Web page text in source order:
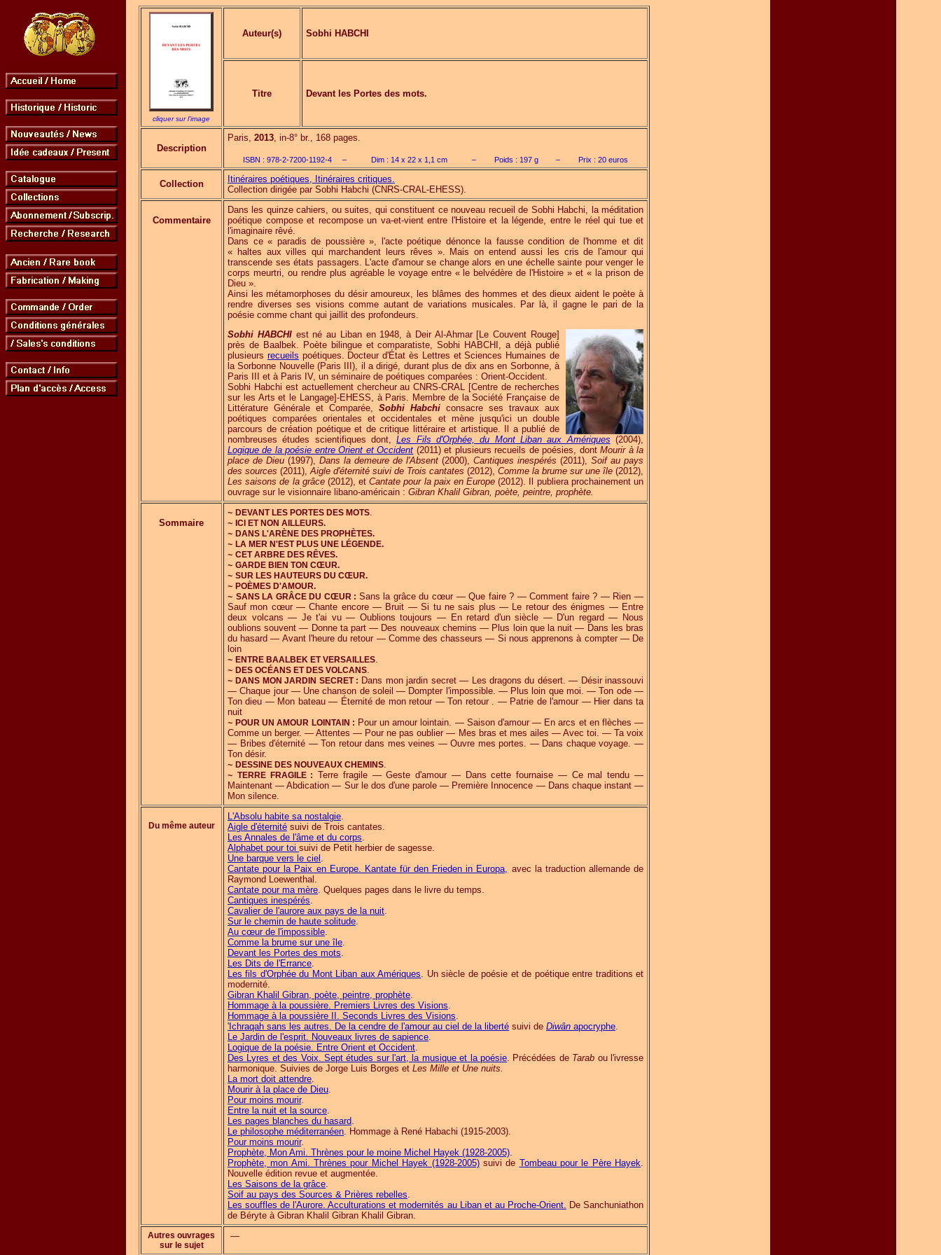
cliquer sur l'image
Auteur(s) Sobhi HABCHI
Titre Devant les Portes des mots.
Description
Paris, 2013, in-8° br., 168 pages.
ISBN : 978-2-7200-1192-4 – Dim : 14 x 22 x 1,1 cm – Poids : 197g – Prix : 20 euros
Collection
Itinéraires poétiques, Itinéraires critiques.
Collection dirigée par Sobhi Habchi (CNRS-CRAL-EHESS).
Commentaire
Dans les quinze cahiers, ou suites, qui constituent ce nouveau recueil de Sobhi Habchi, la méditation
poétique compose et recompose un va-et-vient entre l'Histoire et la légende, entre le réel qui tue et
l'imaginaire rêvé.
Dans ce « paradis de poussière », l'acte poétique dénonce la fausse condition de l'homme et dit
« haltes aux villes qui marchandent leurs rêves ». Mais on entend aussi les cris de l'amour qui
transcende ses états passagers. L'acte d'amour se change alors en une échelle sainte pour venger le
corps meurtri, ou rendre plus agréable le voyage entre « le belvédère de l'Histoire » et « la prison de
Dieu ».
Ainsi les métamorphoses du désir amoureux, les blâmes des hommes et des dieux aident le poète à
rendre diverses ses visions comme autant de variations musicales. Par là, il gagne le pari de la
poésie comme chant qui jaillit des profondeurs.
Sobhi HABCHIest né au Liban en 1948, à Deir Al-Ahmar [Le Couvent Rouge]
près de Baalbek. Poète bilingue et comparatiste, Sobhi HABCHI, a déjà publié
plusieurs recueils poétiques. Docteur d'État ès Lettres et Sciences Humaines de
la Sorbonne Nouvelle (Paris III), il a dirigé, durant plus de dix ans en Sorbonne, à
Paris III et à Paris IV, un séminaire de poétiques comparées : Orient-Occident.
Sobhi Habchi est actuellement chercheur au CNRS-CRAL [Centre de recherches
sur les Arts et le Langage]-EHESS, à Paris. Membre de la Société Française de
Littérature Générale et Comparée, Sobhi Habchi consacre ses travaux aux
poétiques comparées orientales et occidentales et mène jusqu'ici un double
parcours de création poétique et de critique littéraire et artistique. Il a publié de
nombreuses études scientifiques dont,Les Fils d'Orphée, du Mont Liban aux Amériques (2004),
Logique de la poésie entre Orient et Occident (2011) et plusieurs recueils de poésies, dontMourir à la
place de Dieu (1997), Dans la demeure de l'Absent (2000), Cantiques inespérés (2011), Soif au pays
des sources (2011),Aigle d'éternité suivi de Trois cantates (2012), Comme la brume sur une île (2012),
Les saisons de la grâce(2012), etCantate pour la paix en Europe (2012). Il publiera prochainement un
ouvrage sur le visionnaire libano-américain : Gibran Khalil Gibran, poète, peintre, prophète.
Sommaire
~ DEVANT LES PORTES DES MOTS.
~ ICI ET NON AILLEURS.
~ DANS L'ARÈNE DES PROPHÈTES.
~ LA MER N'EST PLUS UNE LÉGENDE.
~ CET ARBRE DES RÊVES.
~ GARDE BIEN TON CŒUR.
~ SUR LES HAUTEURS DU CŒUR.
~ POÈMES D'AMOUR.
~ SANS LA GRÂCE DU CŒUR : Sans la grâce du cœur — Que faire ? — Comment faire ? — Rien —
Sauf mon cœur — Chante encore — Bruit — Si tu ne sais plus — Le retour des énigmes — Entre
deux volcans — Je t'ai vu — Oublions toujours — En retard d'un siècle — D'un regard — Nous
oublions souvent — Donne ta part — Des nouveaux chemins — Plus loin que la nuit — Dans les bras
du hasard — Avant l'heure du retour — Comme des chasseurs — Si nous apprenons à compter — De
loin
~ ENTRE BAALBEK ET VERSAILLES.
~ DES OCÉANS ET DES VOLCANS.
~ DANS MON JARDIN SECRET : Dans mon jardin secret — Les dragons du désert. — Désir inassouvi
— Chaque jour — Une chanson de soleil — Dompter l'impossible. — Plus loin que moi. — Ton ode —
Ton dieu — Mon bateau — Éternité de mon retour — Ton retour . — Patrie de l'amour — Hier dans ta
nuit
~ POUR UN AMOUR LOINTAIN : Pour un amour lointain. — Saison d'amour — En arcs et en flèches —
Comme un berger. — Attentes — Pour ne pas oublier — Mes bras et mes ailes — Avec toi. — Ta voix
— Bribes d'éternité — Ton retour dans mes veines — Ouvre mes portes. — Dans chaque voyage. —
Ton désir.
~ DESSINE DES NOUVEAUX CHEMINS.
~ TERRE FRAGILE : Terre fragile — Geste d'amour — Dans cette fournaise — Ce mal tendu —
Maintenant — Abdication — Sur le dos d'une parole — Première Innocence — Dans chaque instant —
Mon silence.
Du même auteur
L'Absolu habite sa nostalgie.
Aigle d'éternité suivi de Trois cantates.
Les Annales de l'âme et du corps.
Alphabet pour toi suivi de Petit herbier de sagesse.
Une barque vers le ciel .
Cantate pour la Paix en Europe. Kantate für den Frieden in Europa, avec la traduction allemande de
Raymond Loewenthal.
Cantate pour ma mère. Quelques pages dans le livre du temps.
Cantiques inespérés.
Cavalier de l'aurore aux pays de la nuit.
Sur le chemin de haute solitude.
Au cœur de l'impossible.
Comme la brume sur une île.
Devant les Portes des mots.
Les Dits de l'Errance.
Les fils d'Orphée du Mont Liban aux Amériques. Un siècle de poésie et de poétique entre traditions et
modernité.
Gibran Khalil Gibran, poète, peintre, prophète.
Hommage à la poussière. Premiers Livres des Visions.
Hommage à la poussière II. Seconds Livres des Visions.
'Ichraqah sans les autres. De la cendre de l'amour au ciel de la liberté suivi de Diwân apocryphe.
Le Jardin de l'esprit. Nouveaux livres de sapience.
Logique de la poésie. Entre Orient et Occident.
Des Lyres et des Voix. Sept études sur l'art, la musique et la poésie. Précédées de Tarab ou l'ivresse
harmonique. Suivies de Jorge Luis Borges et Les Mille et Une nuits.
La mort doit attendre.
Mourir à la place de Dieu.
Pour moins mourir.
Entre la nuit et la source.
Les pages blanches du hasard.
Le philosophe méditerranéen. Hommage à René Habachi (1915-2003).
Pour moins mourir.
Prophète, Mon Ami. Thrènes pour le moine Michel Hayek (1928-2005).
Prophète, mon Ami. Thrènes pour Michel Hayek (1928-2005)suivi de Tombeau pour le Père Hayek.
Nouvelle édition revue et augmentée.
Les Saisons de la grâce.
Soif au pays des Sources & Prières rebelles.
Les souffles de l'Aurore. Acculturations et modernités au Liban et au Proche-Orient. De Sanchuniathon
de Béryte à Gibran Khalil Gibran Khalil Gibran.
Autres ouvrages
sur le sujet
—